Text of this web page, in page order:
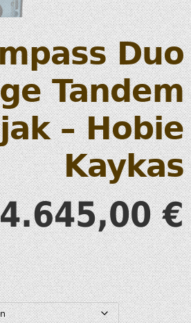
Duo
Tandem
– Hobie
Kaykas
4.645,00€